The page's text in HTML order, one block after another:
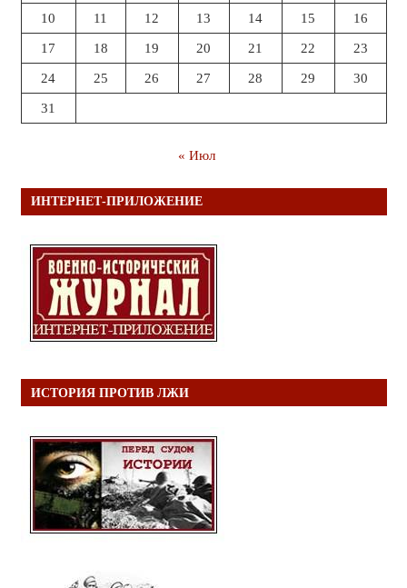
10 11 12 13 14 15 16
17 18 19 20 21 22 23
24 25 26 27 28 29 30
31
« Июл
ИНТЕРНЕТ-ПРИЛОЖЕНИЕ
ИСТОРИЯ ПРОТИВ ЛЖИ